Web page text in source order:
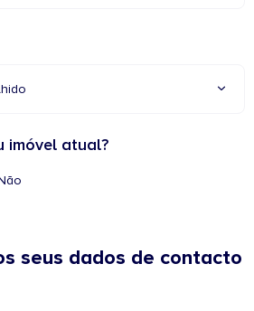
imóvel atual?
seus dados de contacto